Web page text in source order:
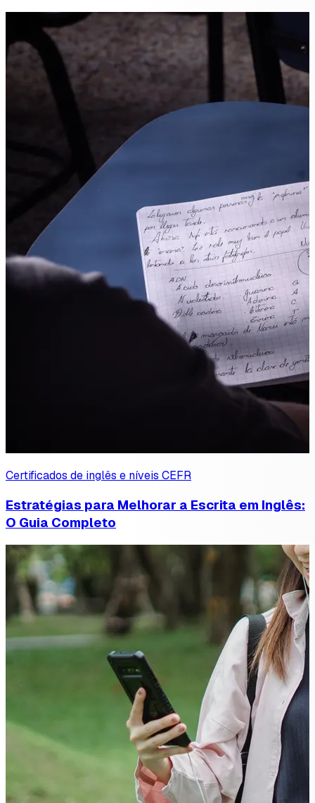
Certificados de inglês e níveis CEFR
Estratégias para Melhorar a Escrita em Inglês:
O Guia Completo